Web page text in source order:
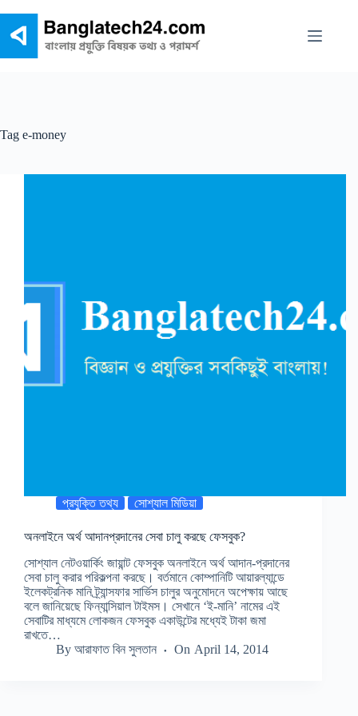
content
Tag e-money
প্রযুক্তি তথ্য সোশ্যাল মিডিয়া
অনলাইনে অর্থ আদানপ্রদানের সেবা চালু করছে ফেসবুক?
সোশ্যাল নেটওয়ার্কিং জায়ান্ট ফেসবুক অনলাইনে অর্থ আদান-প্রদানের
সেবা চালু করার পরিকল্পনা করছে। বর্তমানে কোম্পানিটি আয়ারল্যান্ডে
ইলেকট্রনিক মানি ট্র্যান্সফার সার্ভিস চালুর অনুমোদনে অপেক্ষায় আছে
বলে জানিয়েছে ফিন্যান্সিয়াল টাইমস। সেখানে ‘ই-মানি’ নামের এই
সেবাটির মাধ্যমে লোকজন ফেসবুক একাউন্টের মধ্যেই টাকা জমা
রাখতে…
By আরাফাত বিন সুলতান On April 14, 2014